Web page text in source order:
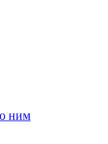
ним